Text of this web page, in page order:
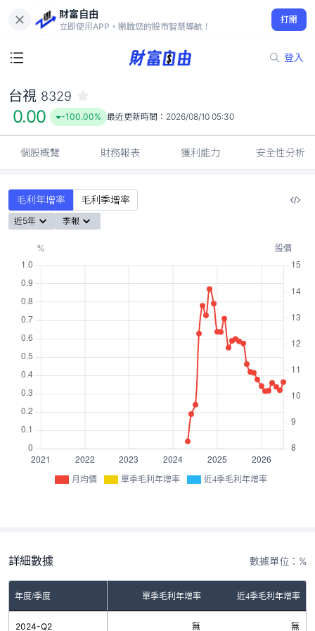
財富自由
立即使用APP，開啟您的股市智慧導航！
打開
登入
0.00
-100.00%
台視 8329
0.00 -100.00% 最近更新時間： 2026/08/10 05:30
個股概覽 財務報表 獲利能力 安全性分析
毛利年增率 毛利季增率
近5年 季報
月均價 單季毛利年增率 近4季毛利年增率
詳細數據 數據單位：%
年度/季度 單季毛利年增率 近4季毛利年增率
2024-Q2 無 無